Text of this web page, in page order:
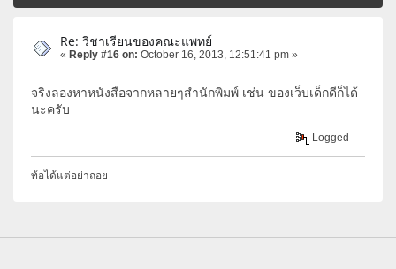
Re: วิชาเรียนของคณะแพทย์
« Reply #16 on: October 16, 2013, 12:51:41 pm »
จริงลองหาหนังสือจากหลายๆสำนักพิมพ์ เช่น ของเว็บเด็กดีก็ได้
นะครับ
Logged
ท้อได้แต่อย่าถอย